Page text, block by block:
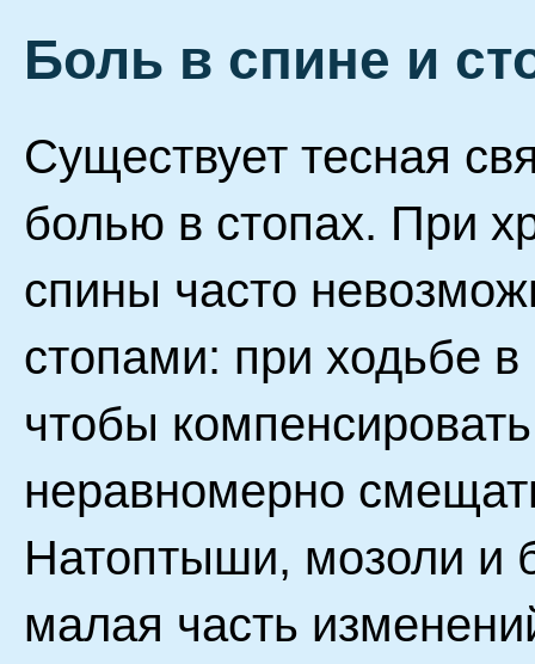
Боль в спине и
Существует тесная
болью в стопах. При
спины часто
стопами: при ходьбе
чтобы
неравномерно
Натоптыши, мозоли и
малая часть